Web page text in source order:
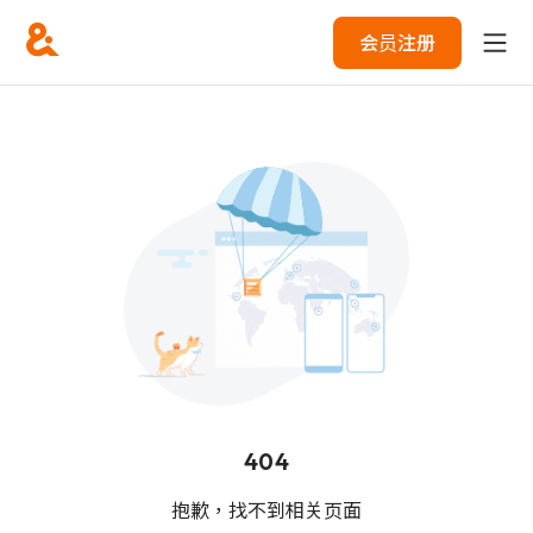
会员注册
404
抱歉，找不到相关页面